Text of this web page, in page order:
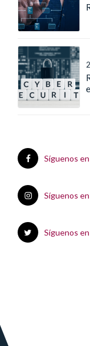
Síguenos
Síguenos
Síguenos